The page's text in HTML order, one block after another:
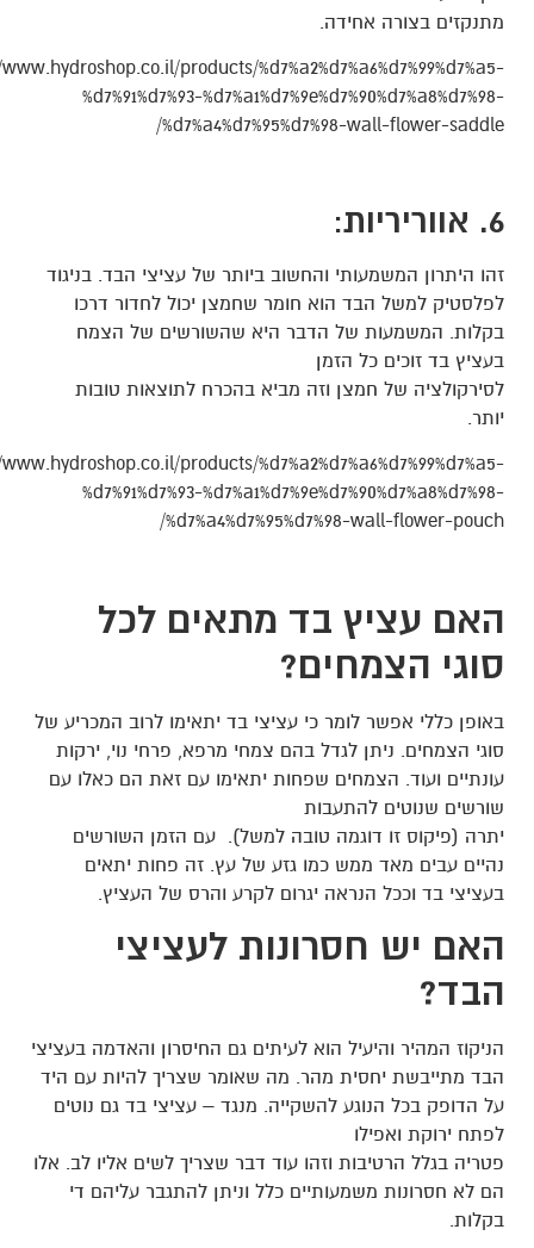
מתנקזים בצורה אחידה.
products/%d7%a2%d7%a6%d7%99%d7%a5-
%d7%91%d7%93-%d7%a1%d7%9e%d7%90%d7%a8%d7%98-
%d7%a4%d7%95%d7%98-wall-flower-saddle/
6. אווריריות :
זהו היתרון המשמעותי והחשוב ביותר של עציצי הבד. בניגוד
לפלסטיק למשל הבד הוא חומר שחמצן יכול לחדור דרכו
בקלות. המשמעות של הדבר היא שהשורשים של הצמח
בעציץ בד זוכים כל הזמן
לסירקולציה של חמצן וזה מביא בהכרח לתוצאות טובות
יותר.
products/%d7%a2%d7%a6%d7%99%d7%a5-
%d7%91%d7%93-%d7%a1%d7%9e%d7%90%d7%a8%d7%98-
%d7%a4%d7%95%d7%98-wall-flower-pouch/
האם עציץ בד מתאים לכל
סוגי הצמחים?
באופן כללי אפשר לומר כי עציצי בד יתאימו לרוב המכריע של
סוגי הצמחים. ניתן לגדל בהם צמחי מרפא, פרחי נוי, ירקות
עונתיים ועוד. הצמחים שפחות יתאימו עם זאת הם כאלו עם
שורשים שנוטים להתעבות
יתרה (פיקוס זו דוגמה טובה למשל). עם הזמן השורשים
נהיים עבים מאד ממש כמו גזע של עץ. זה פחות יתאים
בעציצי בד וככל הנראה יגרום לקרע והרס של העציץ.
האם יש חסרונות לעציצי
הבד?
הניקוז המהיר והיעיל הוא לעיתים גם החיסרון והאדמה בעציצי
הבד מתייבשת יחסית מהר. מה שאומר שצריך להיות עם היד
על הדופק בכל הנוגע להשקייה. מנגד – עציצי בד גם נוטים
לפתח ירוקת ואפילו
פטריה בגלל הרטיבות וזהו עוד דבר שצריך לשים אליו לב. אלו
הם לא חסרונות משמעותיים כלל וניתן להתגבר עליהם די
בקלות.